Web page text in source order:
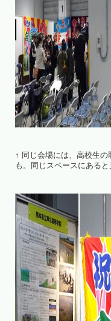
↑ 同じ会場には、高校生
も。同じスペースにある